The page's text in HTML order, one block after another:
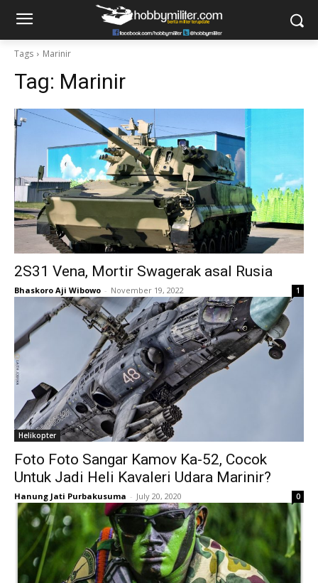
Tags Marinir
Tag: Marinir
2S31 Vena, Mortir Swagerak asal Rusia
Bhaskoro Aji Wibowo - November 19, 2022 1
Helikopter
Foto Foto Sangar Kamov Ka-52, Cocok
Untuk Jadi Heli Kavaleri Udara Marinir?
Hanung Jati Purbakusuma - July 20, 2020 0